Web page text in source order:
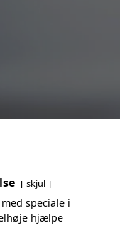
skjul
speciale i
hjælpe